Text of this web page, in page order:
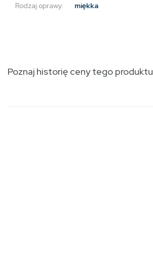
Rodzaj oprawy: miękka
Poznaj historię ceny tego produktu